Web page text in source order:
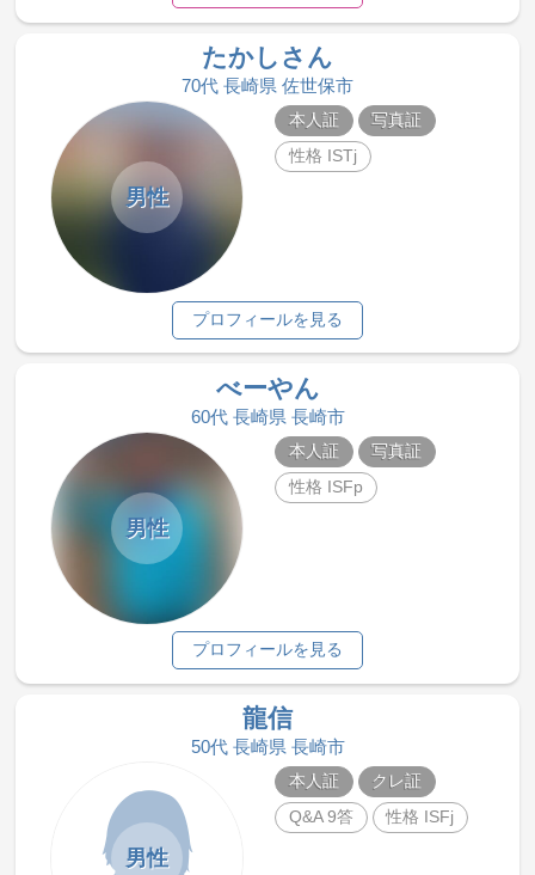
たかしさん
70代 長崎県 佐世保市
男性
本人証
写真証
性格 ISTj
プロフィールを見る
べーやん
60代 長崎県 長崎市
男性
本人証
写真証
性格 ISFp
プロフィールを見る
龍信
50代 長崎県 長崎市
男性
本人証
クレ証
Q&A 9答
性格 ISFj